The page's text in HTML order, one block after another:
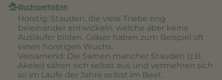
Wuchsverhalten
Horstig: Stauden, die viele Triebe eng
beieinander entwickeln, welche aber keine
Ausläufer bilden. Gräser haben zum Beispiel oft
einen horstigen Wuchs.
Versamend: Die Samen mancher Stauden (z.B.
Akelei) sähen sich selbst aus und vermehren sich
so im Laufe der Jahre selbst im Beet.